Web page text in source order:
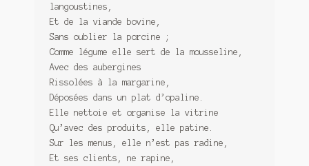
langoustines,
Et de la viande bovine,
Sans oublier la porcine ;
Comme légume elle sert de la mousseline,
Avec des aubergines
Rissolées à la margarine,
Déposées dans un plat d’opaline.
Elle nettoie et organise la vitrine
Qu’avec des produits, elle patine.
Sur les menus, elle n’est pas radine,
Et ses clients, ne rapine,